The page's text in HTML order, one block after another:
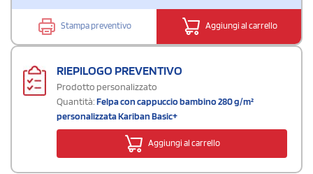
Stampa preventivo Aggiungi al carrello
RIEPILOGO PREVENTIVO
Prodotto personalizzato
Quantità:Felpa con cappuccio bambino 280 g/m²
personalizzata Kariban Basic+
Aggiungi al carrello